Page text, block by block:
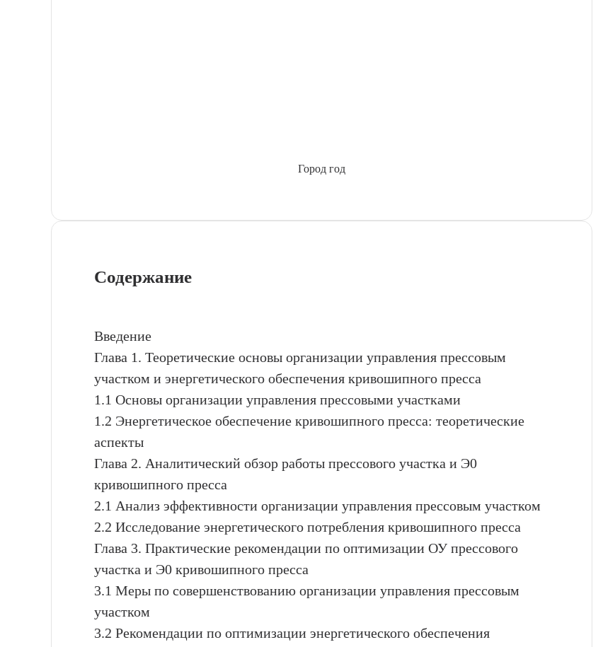
Город год
Содержание
Введение
Глава 1. Теоретические основы организации управления прессовым
участком и энергетического обеспечения кривошипного пресса
1.1 Основы организации управления прессовыми участками
1.2 Энергетическое обеспечение кривошипного пресса: теоретические
аспекты
Глава 2. Аналитический обзор работы прессового участка и Э0
кривошипного пресса
2.1 Анализ эффективности организации управления прессовым участком
2.2 Исследование энергетического потребления кривошипного пресса
Глава 3. Практические рекомендации по оптимизации ОУ прессового
участка и Э0 кривошипного пресса
3.1 Меры по совершенствованию организации управления прессовым
участком
3.2 Рекомендации по оптимизации энергетического обеспечения